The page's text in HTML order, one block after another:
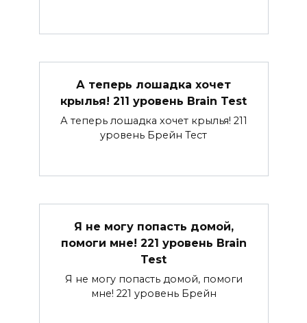
А теперь лошадка хочет
крылья! 211 уровень Brain Test
А теперь лошадка хочет крылья! 211
уровень Брейн Тест
Я не могу попасть домой,
помоги мне! 221 уровень Brain
Test
Я не могу попасть домой, помоги
мне! 221 уровень Брейн